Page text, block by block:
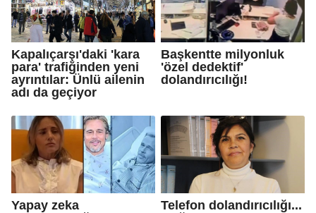
Kapalıçarşı'daki 'kara
para' trafiğinden yeni
ayrıntılar: Ünlü ailenin
adı da geçiyor
Başkentte milyonluk
'özel dedektif'
dolandırıcılığı!
Yapay zeka
Telefon dolandırıcılığı...